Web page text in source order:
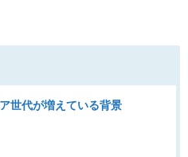
世代が増えている背景